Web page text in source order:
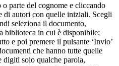
parte del cognome e cliccando
di autori con quelle iniziali. Scegli
seleziona il documento,
biblioteca in cui è disponibile;
e poi premere il pulsante ‘Invio’
che hanno tutte quelle
digiti solo qualche parola,